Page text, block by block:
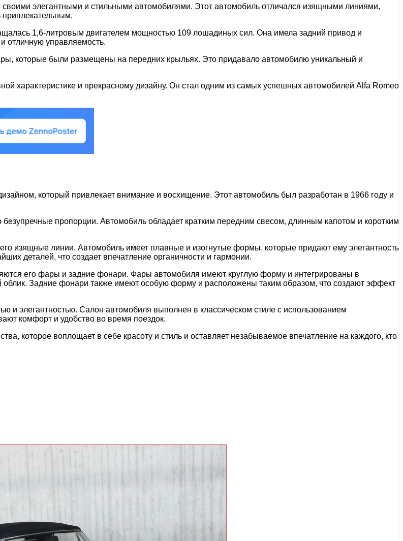
элегантными и стильными автомобилями. Этот автомобиль отличался изящными линиями,
1,6-литровым двигателем мощностью 109 лошадиных сил. Она имела задний привод и
отличную управляемость.
которые были размещены на передних крыльях. Это придавало автомобилю уникальный и
характеристике и прекрасному дизайну. Он стал одним из самых успешных автомобилей Alfa Romeo
который привлекает внимание и восхищение. Этот автомобиль был разработан в 1966 году и
пропорции. Автомобиль обладает кратким передним свесом, длинным капотом и коротким
изящные линии. Автомобиль имеет плавные и изогнутые формы, которые придают ему элегантность
деталей, что создает впечатление органичности и гармонии.
его фары и задние фонари. Фары автомобиля имеют круглую форму и интегрированы в
Задние фонари также имеют особую форму и расположены таким образом, что создают эффект
и элегантностью. Салон автомобиля выполнен в классическом стиле с использованием
комфорт и удобство во время поездок.
которое воплощает в себе красоту и стиль и оставляет незабываемое впечатление на каждого, кто